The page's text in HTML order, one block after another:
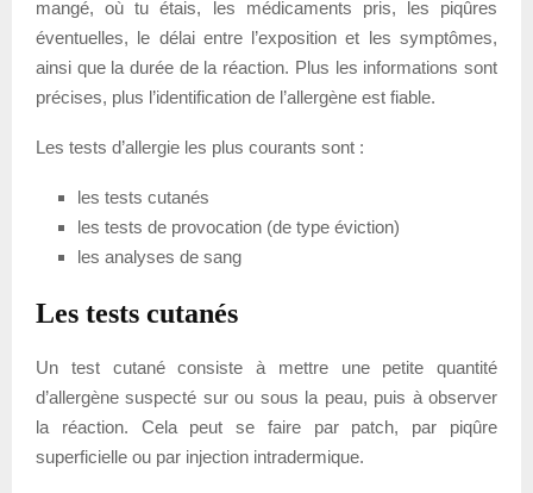
mangé, où tu étais, les médicaments pris, les piqûres
éventuelles, le délai entre l’exposition et les symptômes,
ainsi que la durée de la réaction. Plus les informations sont
précises, plus l’identification de l’allergène est fiable.
Les tests d’allergie les plus courants sont :
les tests cutanés
les tests de provocation (de type éviction)
les analyses de sang
Les tests cutanés
Un test cutané consiste à mettre une petite quantité
d’allergène suspecté sur ou sous la peau, puis à observer
la réaction. Cela peut se faire par patch, par piqûre
superficielle ou par injection intradermique.